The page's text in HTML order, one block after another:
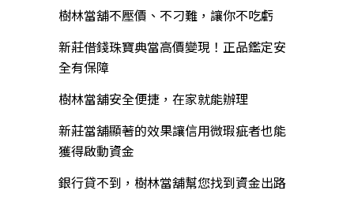
樹林當舖不壓價、不刁難，讓你不吃虧
新莊借錢珠寶典當高價變現！正品鑑定安
全有保障
樹林當舖安全便捷，在家就能辦理
新莊當舖顯著的效果讓信用微瑕疵者也能
獲得啟動資金
銀行貸不到，樹林當舖幫您找到資金出路